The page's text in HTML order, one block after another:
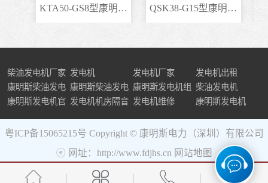
KTA50-GS8型康明斯柴.. QSK38-G15型康明斯柴..
柴油发电机厂家 发电机 发电机厂家
发电机出租
康明斯柴油发电
机组
康明斯柴油发电
机
康明斯发电机组 柴油发电机
康明斯发电机官 发电机机房隔音 发电机维修 康明斯发电机
粤ICP备15065215号 Copyright © 康明斯电力（深圳）有限公司
ⓔ 网址：http://www.fdjhs.cn 网站地图